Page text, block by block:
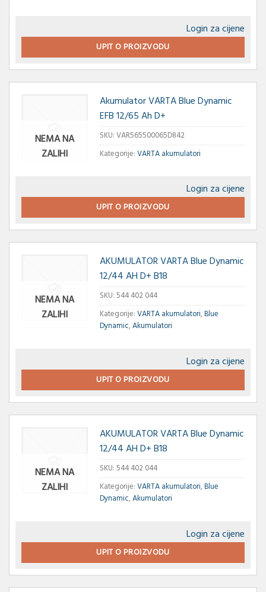
Login za cijene
UPIT O PROIZVODU
NEMA NA
ZALIHI
Akumulator VARTA Blue Dynamic
EFB 12/65 Ah D+
SKU:VAR565500065D842
Kategorije:VARTA akumulatori
Login za cijene
UPIT O PROIZVODU
NEMA NA
ZALIHI
AKUMULATOR VARTA Blue Dynamic
12/44 AH D+ B18
SKU:544 402 044
Kategorije:VARTA akumulatori,Blue
Dynamic,Akumulatori
Login za cijene
UPIT O PROIZVODU
NEMA NA
ZALIHI
AKUMULATOR VARTA Blue Dynamic
12/44 AH D+ B18
SKU:544 402 044
Kategorije:VARTA akumulatori,Blue
Dynamic,Akumulatori
Login za cijene
UPIT O PROIZVODU